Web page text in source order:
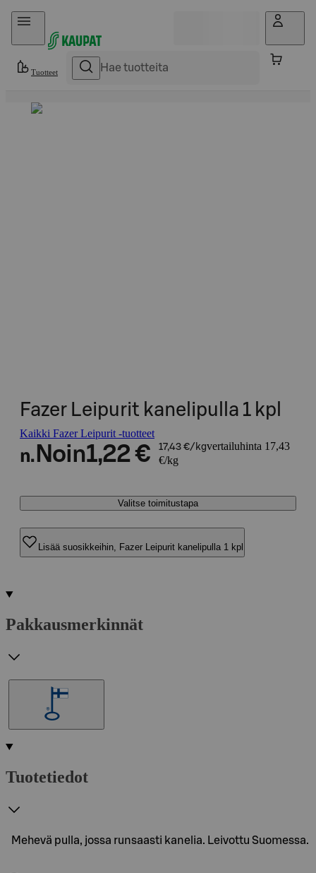
Hyppää sisältöön
Tuotteet
Fazer Leipurit kanelipulla 1 kpl
Kaikki Fazer Leipurit -tuotteet
n. Noin1,22 € 17,43 €/kgvertailuhinta 17,43
€/kg
Valitse toimitustapa
Lisää suosikkeihin, Fazer Leipurit kanelipulla 1 kpl
Pakkausmerkinnät
Tuotetiedot
Mehevä pulla, jossa runsaasti kanelia. Leivottu Suomessa.